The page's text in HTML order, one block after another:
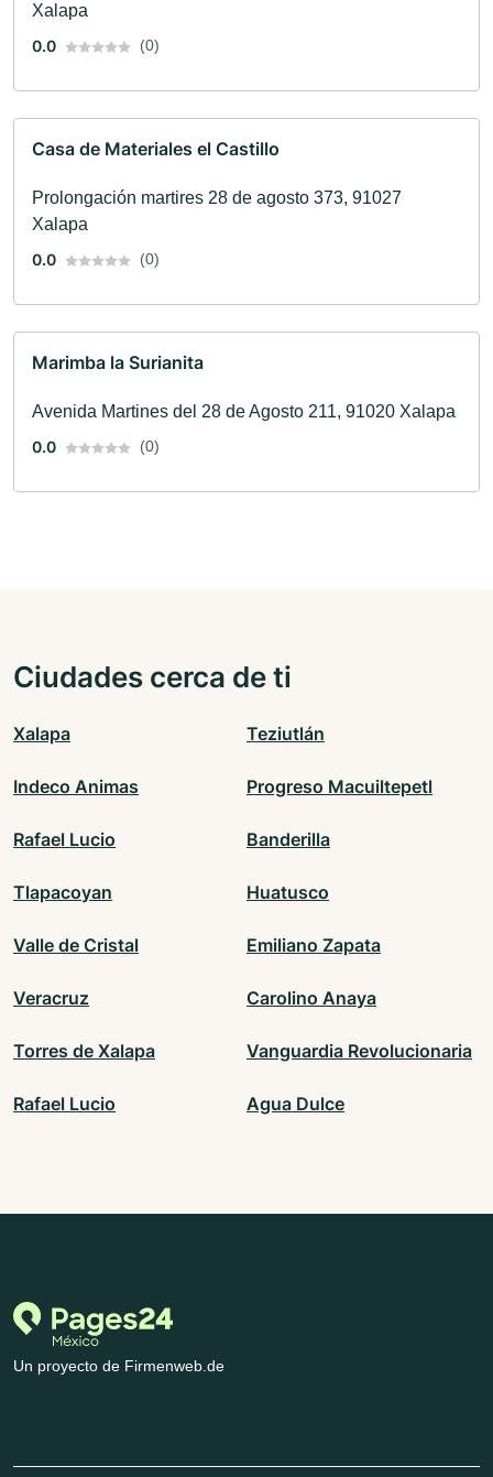
Xalapa
0.0
(0)
Casa de Materiales el Castillo
Prolongación martires 28 de agosto 373, 91027
Xalapa
0.0
(0)
Marimba la Surianita
Avenida Martines del 28 de Agosto 211, 91020 Xalapa
0.0
(0)
Ciudades cerca de ti
Xalapa Teziutlán
Indeco Animas Progreso Macuiltepetl
Rafael Lucio Banderilla
Tlapacoyan Huatusco
Valle de Cristal Emiliano Zapata
Veracruz Carolino Anaya
Torres de Xalapa Vanguardia Revolucionaria
Rafael Lucio Agua Dulce
Un proyecto de Firmenweb.de